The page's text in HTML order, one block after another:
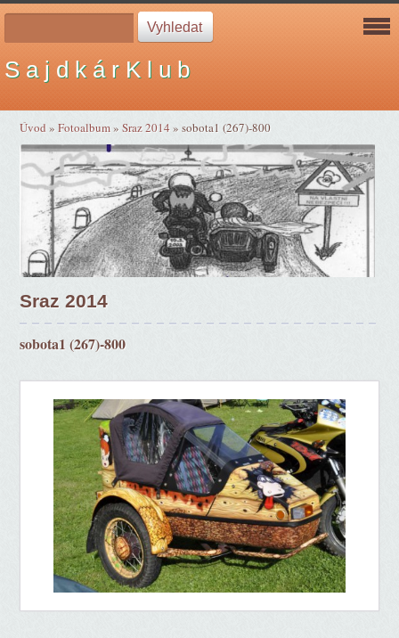
S a j d k á r K l u b
Úvod »Fotoalbum»Sraz 2014»sobota1 (267)-800
Sraz 2014
sobota1 (267)-800